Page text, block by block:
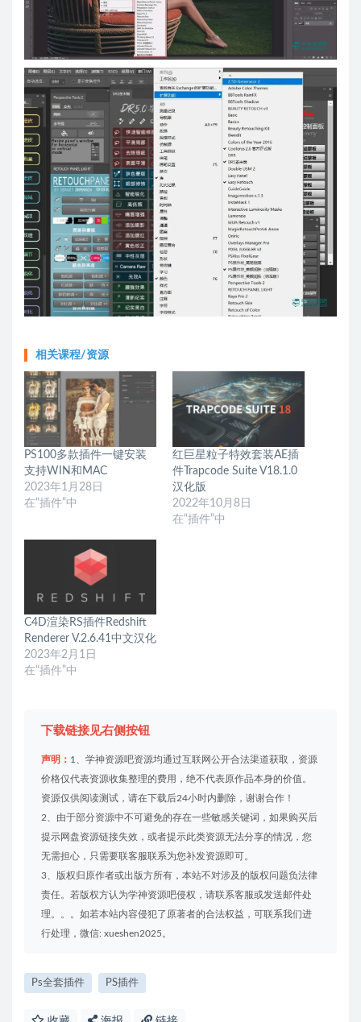
相关课程/资源
PS100多款插件一键安装
支持WIN和MAC
2023年1月28日
在“插件”中
红巨星粒子特效套装AE插
件Trapcode Suite V18.1.0
汉化版
2022年10月8日
在“插件”中
C4D渲染RS插件Redshift
Renderer V.2.6.41中文汉化
2023年2月1日
在“插件”中
下载链接见右侧按钮
声明： 1、学神资源吧资源均通过互联网公开合法渠道获取，资源
价格仅代表资源收集整理的费用，绝不代表原作品本身的价值。
资源仅供阅读测试，请在下载后24小时内删除，谢谢合作！
2、由于部分资源中不可避免的存在一些敏感关键词，如果购买后
提示网盘资源链接失效，或者提示此类资源无法分享的情况，您
无需担心，只需要联客服联系为您补发资源即可。
3、版权归原作者或出版方所有，本站不对涉及的版权问题负法律
责任。若版权方认为学神资源吧侵权，请联系客服或发送邮件处
理。。。如若本站内容侵犯了原著者的合法权益，可联系我们进
行处理，微信: xueshen2025。
Ps全套插件 PS插件